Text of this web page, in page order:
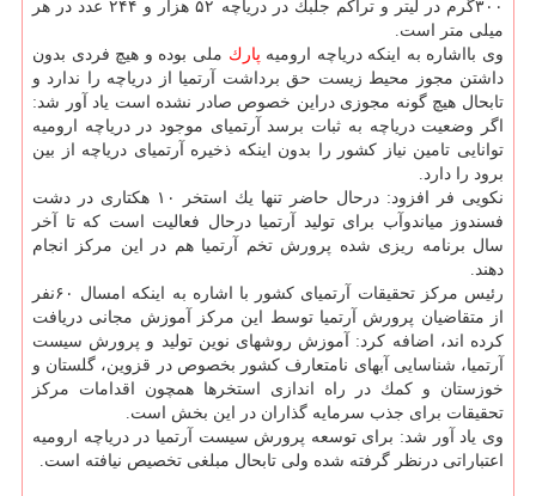
۳۰۰گرم در لیتر و تراكم جلبك در دریاچه ۵۲ هزار و ۲۴۴ عدد در هر
میلی متر است.
وی بااشاره به اینكه دریاچه ارومیه پارك ملی بوده و هیچ فردی بدون
داشتن مجوز محیط زیست حق برداشت آرتمیا از دریاچه را ندارد و
تابحال هیچ گونه مجوزی دراین خصوص صادر نشده است یاد آور شد:
اگر وضعیت دریاچه به ثبات برسد آرتمیای موجود در دریاچه ارومیه
توانایی تامین نیاز كشور را بدون اینكه ذخیره آرتمیای دریاچه از بین
برود را دارد.
نكویی فر افزود: درحال حاضر تنها یك استخر ۱۰ هكتاری در دشت
فسندوز میاندوآب برای تولید آرتمیا درحال فعالیت است كه تا آخر
سال برنامه ریزی شده پرورش تخم آرتمیا هم در این مركز انجام
دهند.
رئیس مركز تحقیقات آرتمیای كشور با اشاره به اینكه امسال ۶۰نفر
از متقاضیان پرورش آرتمیا توسط این مركز آموزش مجانی دریافت
كرده اند، اضافه كرد: آموزش روشهای نوین تولید و پرورش سیست
آرتمیا، شناسایی آبهای نامتعارف كشور بخصوص در قزوین، گلستان و
خوزستان و كمك در راه اندازی استخرها همچون اقدامات مركز
تحقیقات برای جذب سرمایه گذاران در این بخش است.
وی یاد آور شد: برای توسعه پرورش سیست آرتمیا در دریاچه ارومیه
اعتباراتی درنظر گرفته شده ولی تابحال مبلغی تخصیص نیافته است.